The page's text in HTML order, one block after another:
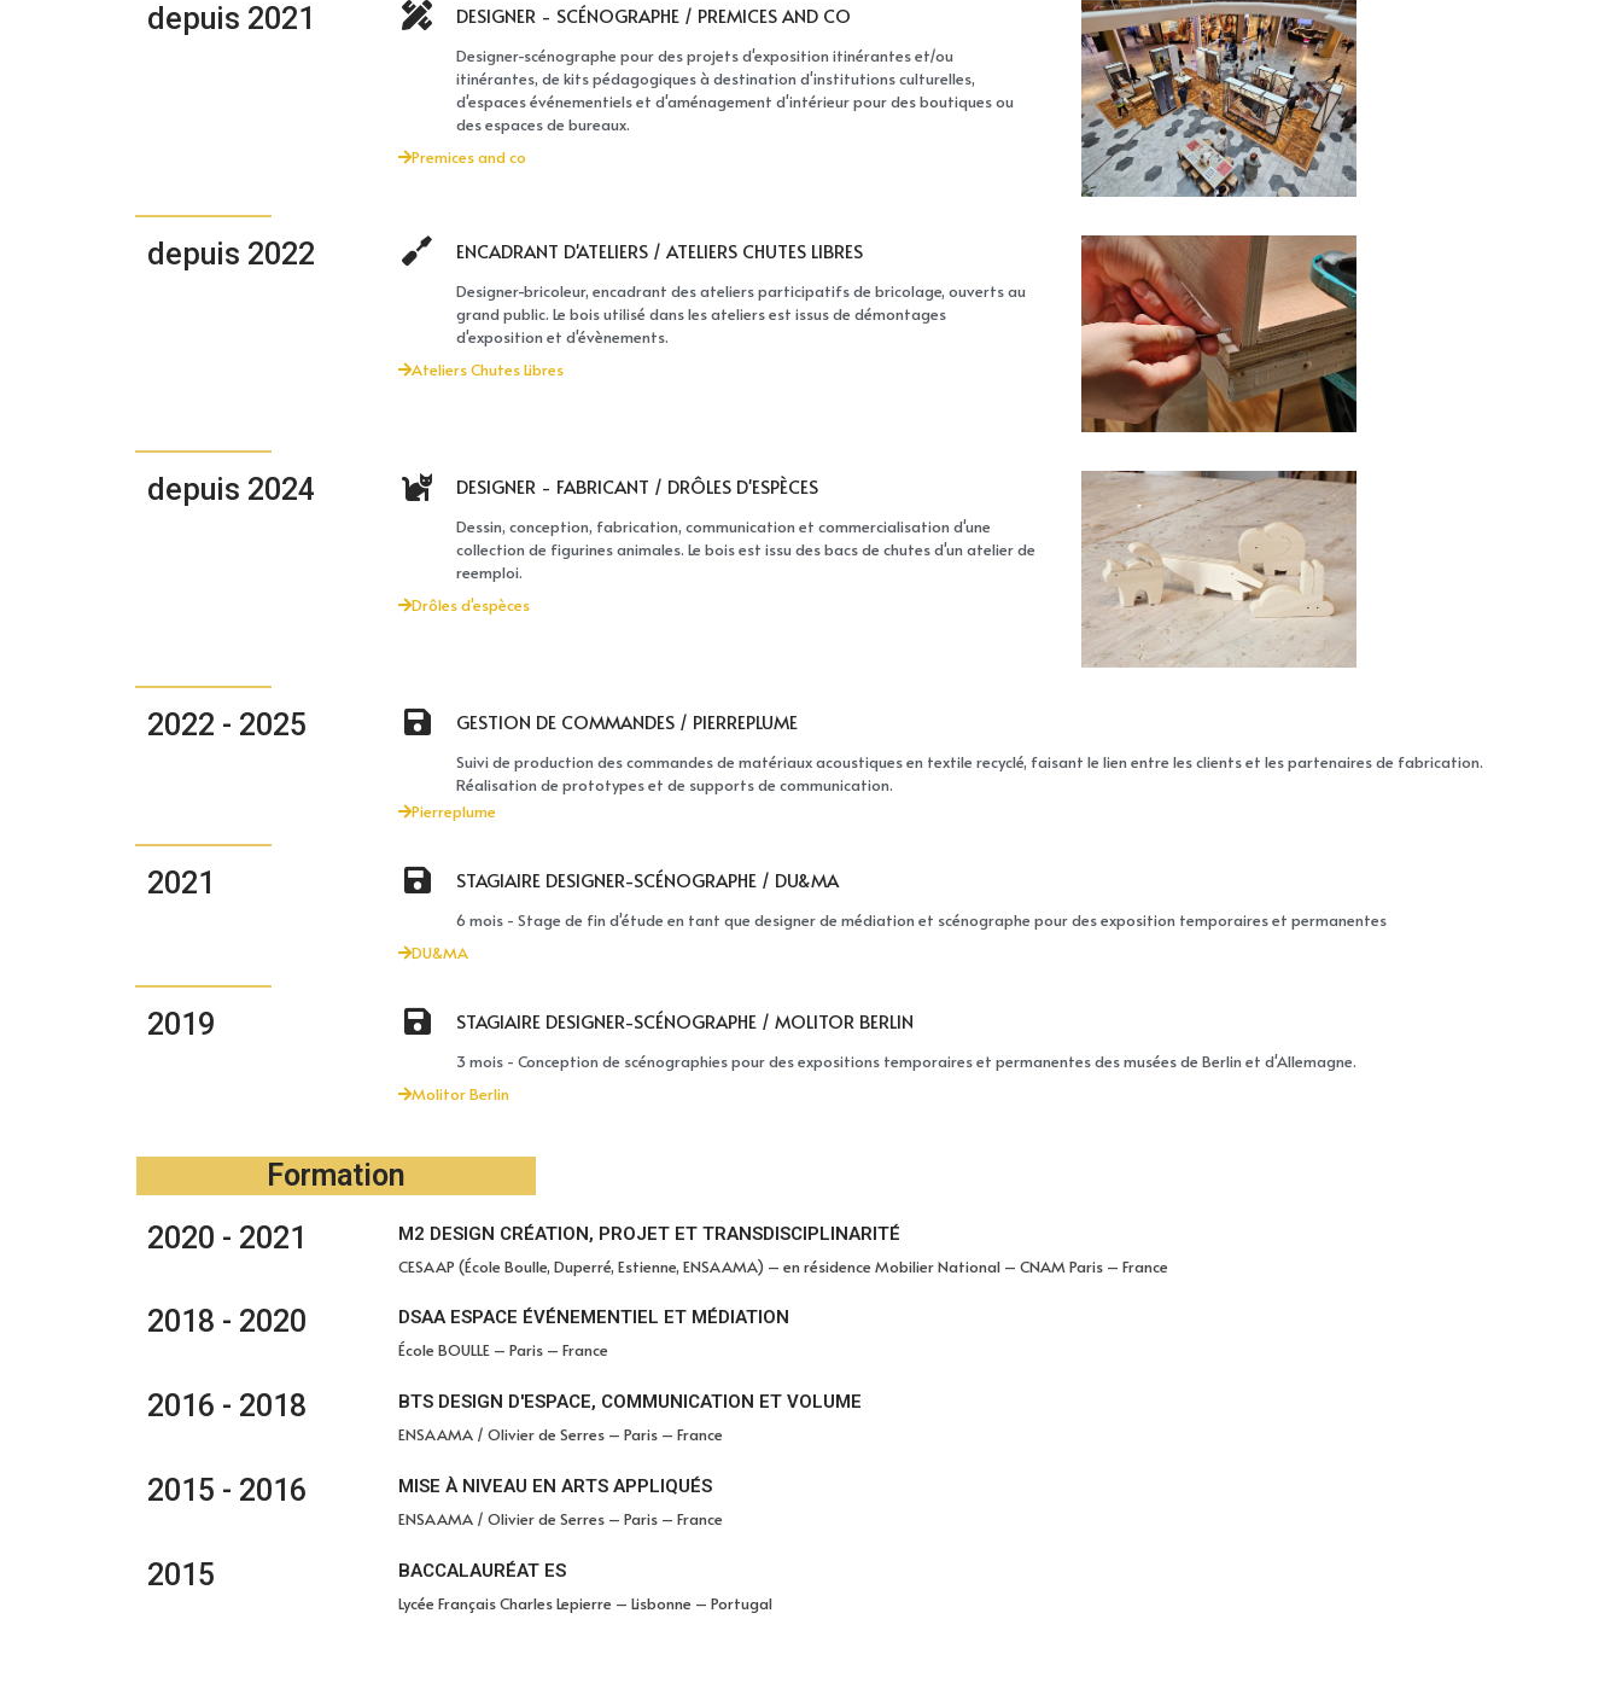
depuis 2021 DESIGNER - SCÉNOGRAPHE / PREMICES AND CO
Designer-scénographe pour des projets d'exposition itinérantes et/ou
itinérantes, de kits pédagogiques à destination d'institutions culturelles,
d'espaces événementiels et d'aménagement d'intérieur pour des boutiques ou
des espaces de bureaux.
Premices and co
depuis 2022 ENCADRANT D'ATELIERS / ATELIERS CHUTES LIBRES
Designer-bricoleur, encadrant des ateliers participatifs de bricolage, ouverts au
grand public. Le bois utilisé dans les ateliers est issus de démontages
d'exposition et d'évènements.
Ateliers Chutes Libres
depuis 2024 DESIGNER - FABRICANT / DRÔLES D'ESPÈCES
Dessin, conception, fabrication, communication et commercialisation d'une
collection de figurines animales. Le bois est issu des bacs de chutes d'un atelier de
reemploi.
Drôles d'espèces
2022 - 2025 GESTION DE COMMANDES / PIERREPLUME
Suivi de production des commandes de matériaux acoustiques en textile recyclé, faisant le lien entre les clients et les partenaires de fabrication.
Réalisation de prototypes et de supports de communication.
Pierreplume
2021 STAGIAIRE DESIGNER-SCÉNOGRAPHE / DU&MA
6 mois - Stage de fin d'étude en tant que designer de médiation et scénographe pour des exposition temporaires et permanentes
DU&MA
2019 STAGIAIRE DESIGNER-SCÉNOGRAPHE / MOLITOR BERLIN
3 mois - Conception de scénographies pour des expositions temporaires et permanentes des musées de Berlin et d'Allemagne.
Molitor Berlin
Formation
2020 - 2021
M2 DESIGN CRÉATION, PROJET ET TRANSDISCIPLINARITÉ
CESAAP (École Boulle, Duperré, Estienne, ENSAAMA) – en résidence Mobilier National – CNAM Paris – France
2018 - 2020
DSAA ESPACE ÉVÉNEMENTIEL ET MÉDIATION
École BOULLE – Paris – France​
2016 - 2018
BTS DESIGN D'ESPACE, COMMUNICATION ET VOLUME
ENSAAMA / Olivier de Serres – Paris – France
2015 - 2016
MISE À NIVEAU EN ARTS APPLIQUÉS
ENSAAMA / Olivier de Serres – Paris – France
2015
BACCALAURÉAT ES
Lycée Français Charles Lepierre – Lisbonne – Portugal​